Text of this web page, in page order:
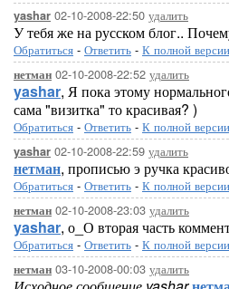
yashar 02-10-2008-22:50 удалить
У тебя же на русском блог..
Обратиться - Ответить - К полной версии
нетман 02-10-2008-22:52 удалить
yashar, Я пока этому
сама "визитка" то красивая? )
Обратиться - Ответить - К полной версии
yashar 02-10-2008-22:59 удалить
нетман, прописью э ручка
Обратиться - Ответить - К полной версии
нетман 02-10-2008-23:03 удалить
yashar, о_О вторая часть
Обратиться - Ответить - К полной версии
нетман 03-10-2008-00:03 удалить